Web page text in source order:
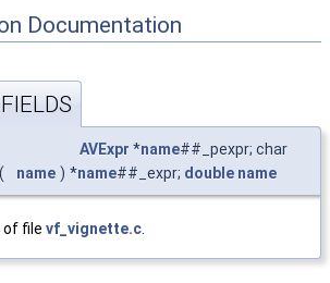
Documentation
( name )
AVExpr *name##_pexpr; char
*name##_expr; double name
of file vf_vignette.c